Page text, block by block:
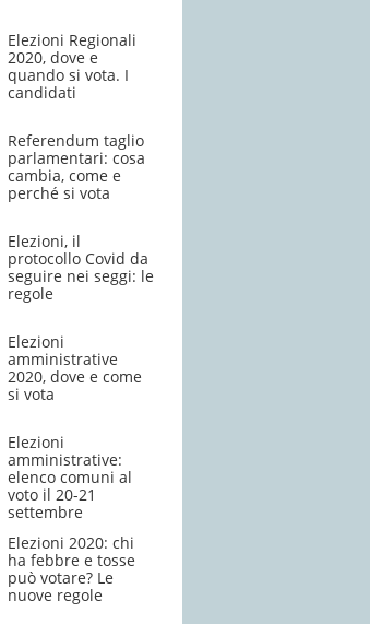
Elezioni Regionali
2020, dove e
quando si vota. I
candidati
Referendum taglio
parlamentari: cosa
cambia, come e
perché si vota
Elezioni, il
protocollo Covid da
seguire nei seggi: le
regole
Elezioni
amministrative
2020, dove e come
si vota
Elezioni
amministrative:
elenco comuni al
voto il 20-21
settembre
Elezioni 2020: chi
ha febbre e tosse
può votare? Le
nuove regole